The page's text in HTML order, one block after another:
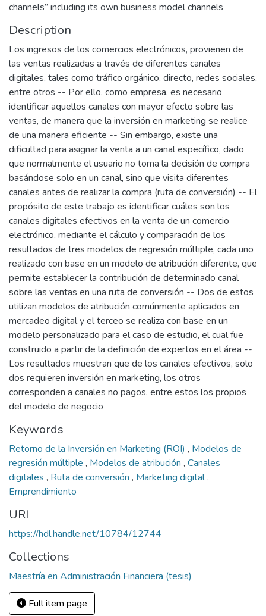
channels” including its own business model channels
Description
Los ingresos de los comercios electrónicos, provienen de
las ventas realizadas a través de diferentes canales
digitales, tales como tráfico orgánico, directo, redes sociales,
entre otros -- Por ello, como empresa, es necesario
identificar aquellos canales con mayor efecto sobre las
ventas, de manera que la inversión en marketing se realice
de una manera eficiente -- Sin embargo, existe una
dificultad para asignar la venta a un canal específico, dado
que normalmente el usuario no toma la decisión de compra
basándose solo en un canal, sino que visita diferentes
canales antes de realizar la compra (ruta de conversión) -- El
propósito de este trabajo es identificar cuáles son los
canales digitales efectivos en la venta de un comercio
electrónico, mediante el cálculo y comparación de los
resultados de tres modelos de regresión múltiple, cada uno
realizado con base en un modelo de atribución diferente, que
permite establecer la contribución de determinado canal
sobre las ventas en una ruta de conversión -- Dos de estos
utilizan modelos de atribución comúnmente aplicados en
mercadeo digital y el terceo se realiza con base en un
modelo personalizado para el caso de estudio, el cual fue
construido a partir de la definición de expertos en el área --
Los resultados muestran que de los canales efectivos, solo
dos requieren inversión en marketing, los otros
corresponden a canales no pagos, entre estos los propios
del modelo de negocio
Keywords
Retorno de la Inversión en Marketing (ROI) , Modelos de
regresión múltiple , Modelos de atribución , Canales
digitales , Ruta de conversión , Marketing digital,
Emprendimiento
URI
https://hdl.handle.net/10784/12744
Collections
Maestría en Administración Financiera (tesis)
Full item page